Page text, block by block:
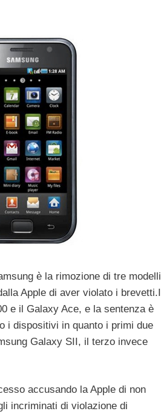
è la rimozione di tre modelli
Apple di aver violato i brevetti.I
e il Galaxy Ace, e la sentenza è
i dispositivi in quanto i primi due
Galaxy SII, il terzo invece
accusando la Apple di non
incriminati di violazione di